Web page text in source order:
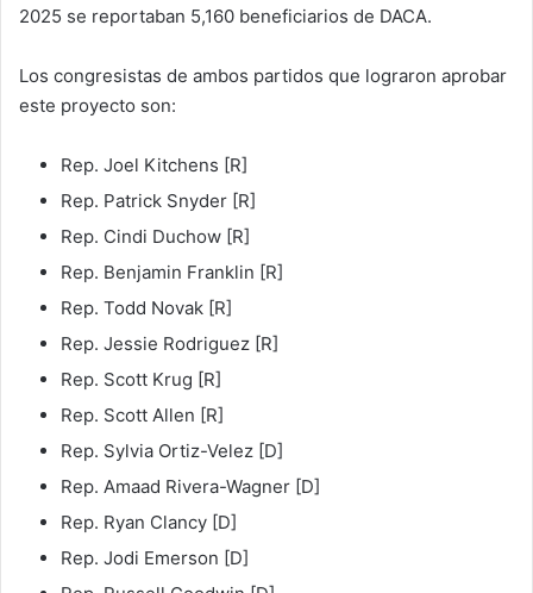
2025 se reportaban 5,160 beneficiarios de DACA.
Los congresistas de ambos partidos que lograron aprobar
este proyecto son:
Rep. Joel Kitchens [R]
Rep. Patrick Snyder [R]
Rep. Cindi Duchow [R]
Rep. Benjamin Franklin [R]
Rep. Todd Novak [R]
Rep. Jessie Rodriguez [R]
Rep. Scott Krug [R]
Rep. Scott Allen [R]
Rep. Sylvia Ortiz-Velez [D]
Rep. Amaad Rivera-Wagner [D]
Rep. Ryan Clancy [D]
Rep. Jodi Emerson [D]